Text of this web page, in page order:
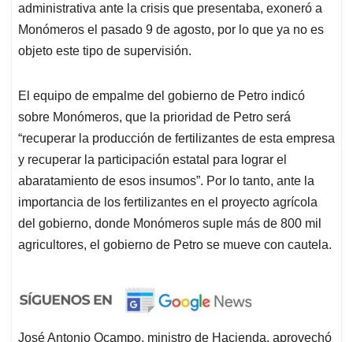
administrativa ante la crisis que presentaba, exoneró a
Monómeros el pasado 9 de agosto, por lo que ya no es
objeto este tipo de supervisión.
El equipo de empalme del gobierno de Petro indicó
sobre Monómeros, que la prioridad de Petro será
“recuperar la producción de fertilizantes de esta empresa
y recuperar la participación estatal para lograr el
abaratamiento de esos insumos”. Por lo tanto, ante la
importancia de los fertilizantes en el proyecto agrícola
del gobierno, donde Monómeros suple más de 800 mil
agricultores, el gobierno de Petro se mueve con cautela.
José Antonio Ocampo, ministro de Hacienda, aprovechó